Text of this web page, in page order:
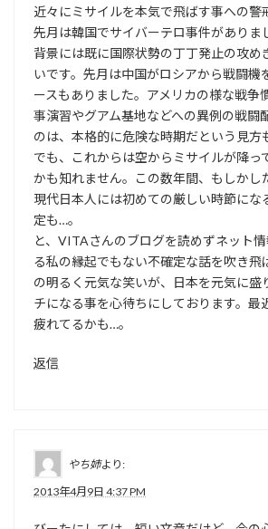
近々にミサイルを本気で飛ばす事への警
先月は韓国でサイバーテロ事件がありま
背景には既に国際状勢の丁丁発止の攻め
いです。先月は中国がロシアから戦闘機
ースもありました。アメリカの様な戦争
事演習やグアム基地などへの異例の戦闘
のは、本格的に危険な時期だという見方
でも、これからは空からミサイルが降っ
かも知れません。この数年間、もしかし
現代日本人には初めての厳しい時節にな
定も…。
と、VITAさんのブログを読めずネット
る私の縁起でもない不確定な話を吹き飛
の明るく元気な笑いが、日本を元気に盛
チになる事を心待ちにしております。最
疲れてるかも…。
返信
やち姉より:
2013年4月9日 4:37 PM